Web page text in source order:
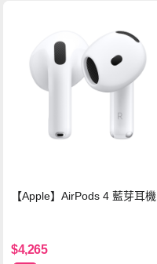
【Apple】AirPods 4 藍芽耳機
$4,265